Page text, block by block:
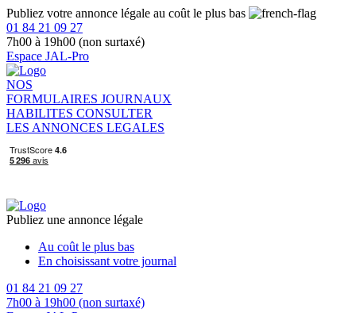
Publiez votre annonce légale au coût le plus bas
01 84 21 09 27
7h00 à 19h00 (non surtaxé)
Espace JAL-Pro
NOS
FORMULAIRES JOURNAUX
HABILITES CONSULTER
LES ANNONCES LEGALES
Publiez une annonce légale
Au coût le plus bas
En choisissant votre journal
01 84 21 09 27
7h00 à 19h00 (non surtaxé)